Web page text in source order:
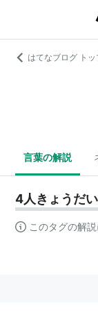
はてなブログ トッ
言葉の解説
4人きょうだい
このタグの解